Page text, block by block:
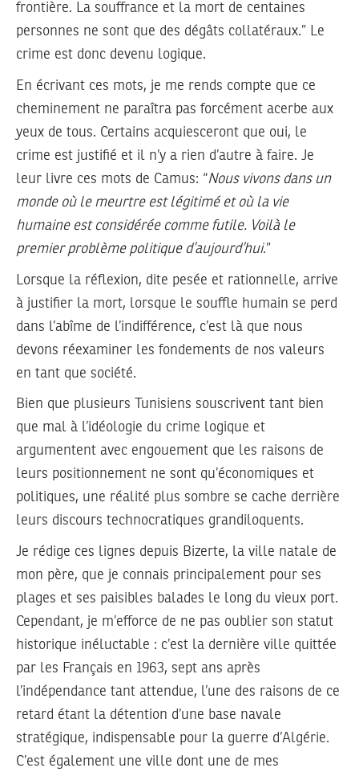
frontière. La souffrance et la mort de centaines
personnes ne sont que des dégâts collatéraux.” Le
crime est donc devenu logique.
En écrivant ces mots, je me rends compte que ce
cheminement ne paraîtra pas forcément acerbe aux
yeux de tous. Certains acquiesceront que oui, le
crime est justifié et il n’y a rien d’autre à faire. Je
leur livre ces mots de Camus: “Nous vivons dans un
monde où le meurtre est légitimé et où la vie
humaine est considérée comme futile. Voilà le
premier problème politique d’aujourd’hui.”
Lorsque la réflexion, dite pesée et rationnelle, arrive
à justifier la mort, lorsque le souffle humain se perd
dans l’abîme de l’indifférence, c’est là que nous
devons réexaminer les fondements de nos valeurs
en tant que société.
Bien que plusieurs Tunisiens souscrivent tant bien
que mal à l’idéologie du crime logique et
argumentent avec engouement que les raisons de
leurs positionnement ne sont qu’économiques et
politiques, une réalité plus sombre se cache derrière
leurs discours technocratiques grandiloquents.
Je rédige ces lignes depuis Bizerte, la ville natale de
mon père, que je connais principalement pour ses
plages et ses paisibles balades le long du vieux port.
Cependant, je m’efforce de ne pas oublier son statut
historique inéluctable : c’est la dernière ville quittée
par les Français en 1963, sept ans après
l’indépendance tant attendue, l’une des raisons de ce
retard étant la détention d’une base navale
stratégique, indispensable pour la guerre d’Algérie.
C’est également une ville dont une de mes